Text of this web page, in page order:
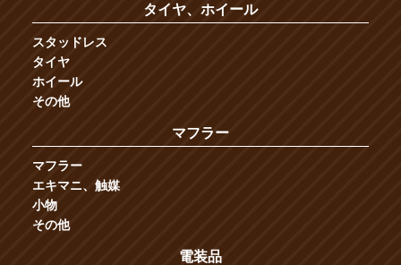
タイヤ、ホイール
スタッドレス
タイヤ
ホイール
その他
マフラー
マフラー
エキマニ、触媒
小物
その他
電装品